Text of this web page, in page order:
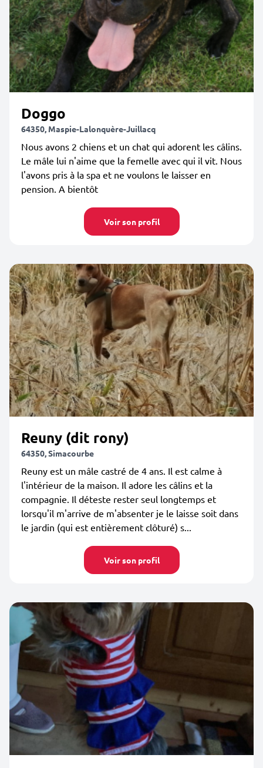
Doggo
64350, Maspie-Lalonquère-Juillacq
Nous avons 2 chiens et un chat qui adorent les câlins.
Le mâle lui n'aime que la femelle avec qui il vit. Nous
l'avons pris à la spa et ne voulons le laisser en
pension. A bientôt
Voir son profil
Reuny (dit rony)
64350, Simacourbe
Reuny est un mâle castré de 4 ans. Il est calme à
l'intérieur de la maison. Il adore les câlins et la
compagnie. Il déteste rester seul longtemps et
lorsqu'il m'arrive de m'absenter je le laisse soit dans
le jardin (qui est entièrement clôturé) s...
Voir son profil